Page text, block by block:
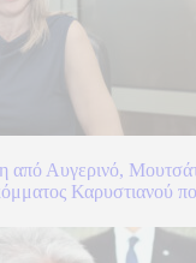
από Αυγερινό,
Καρυστιανού